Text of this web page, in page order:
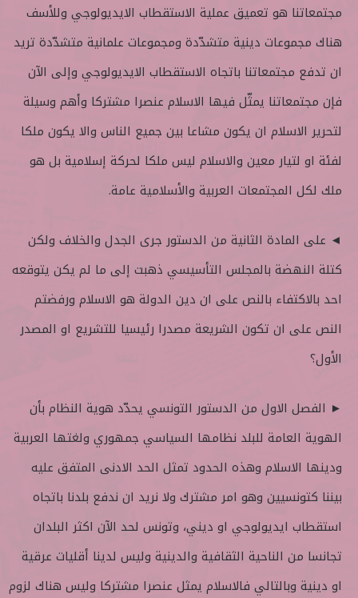
مجتمعاتنا هو تعميق عملية الاستقطاب الايديولوجي وللأسف
هناك مجموعات دينية متشدّدة ومجموعات علمانية متشدّدة تريد
ان تدفع مجتمعاتنا باتجاه الاستقطاب الايديولوجي وإلى الآن
فإن مجتمعاتنا يمثّل فيها الاسلام عنصرا مشتركا وأهم وسيلة
لتحرير الاسلام ان يكون مشاعا بين جميع الناس والا يكون ملكا
لفئة او لتيار معين والاسلام ليس ملكا لحركة إسلامية بل هو
ملك لكل المجتمعات العربية والأسلامية عامة.
◄ على المادة الثانية من الدستور جرى الجدل والخلاف ولكن
كتلة النهضة بالمجلس التأسيسي ذهبت إلى ما لم يكن يتوقعه
احد بالاكتفاء بالنص على ان دين الدولة هو الاسلام ورفضتم
النص على ان تكون الشريعة مصدرا رئيسيا للتشريع او المصدر
الأول؟
► الفصل الاول من الدستور التونسي يحدّد هوية النظام بأن
الهوية العامة للبلد نظامها السياسي جمهوري ولغتها العربية
ودينها الاسلام وهذه الحدود تمثل الحد الادنى المتفق عليه
بيننا كتونسيين وهو امر مشترك ولا نريد ان ندفع بلدنا باتجاه
استقطاب ايديولوجي او ديني، وتونس لحد الآن اكثر البلدان
تجانسا من الناحية الثقافية والدينية وليس لدينا أقليات عرقية
او دينية وبالتالي فالاسلام يمثل عنصرا مشتركا وليس هناك لزوم